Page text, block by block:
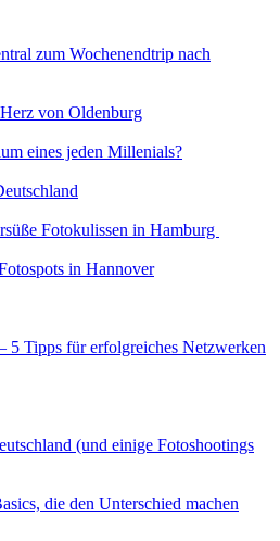
zum Wochenendtrip nach
von Oldenburg
eines jeden Millenials?
Fotokulissen in Hamburg
in Hannover
5 Tipps für erfolgreiches Netzwerken
(und einige Fotoshootings
die den Unterschied machen